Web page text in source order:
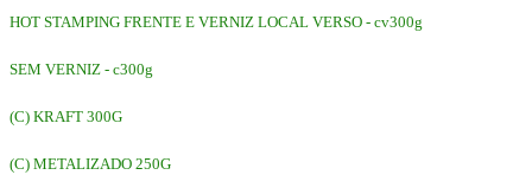
HOT STAMPING FRENTE E VERNIZ LOCAL VERSO - cv300g
SEM VERNIZ - c300g
(C) KRAFT 300G
(C) METALIZADO 250G